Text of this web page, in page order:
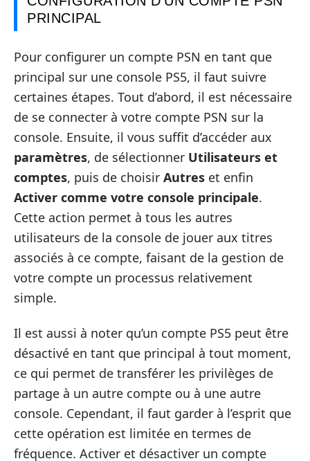
PRINCIPAL
Pour configurer un compte PSN en tant que
principal sur une console PS5, il faut suivre
certaines étapes. Tout d’abord, il est nécessaire
de se connecter à votre compte PSN sur la
console. Ensuite, il vous suffit d’accéder aux
paramètres, de sélectionner Utilisateurs et
comptes, puis de choisir Autres et enfin
Activer comme votre console principale.
Cette action permet à tous les autres
utilisateurs de la console de jouer aux titres
associés à ce compte, faisant de la gestion de
votre compte un processus relativement
simple.
Il est aussi à noter qu’un compte PS5 peut être
désactivé en tant que principal à tout moment,
ce qui permet de transférer les privilèges de
partage à un autre compte ou à une autre
console. Cependant, il faut garder à l’esprit que
cette opération est limitée en termes de
fréquence. Activer et désactiver un compte